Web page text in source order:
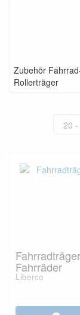
Zubehör
Rollerträger
Fahrräder
Liberco